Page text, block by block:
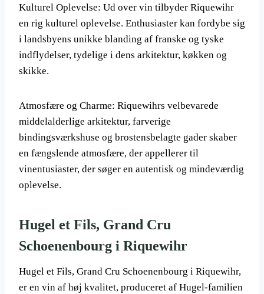
Kulturel Oplevelse: Ud over vin tilbyder Riquewihr
en rig kulturel oplevelse. Enthusiaster kan fordybe sig
i landsbyens unikke blanding af franske og tyske
indflydelser, tydelige i dens arkitektur, køkken og
skikke.
Atmosfære og Charme: Riquewihrs velbevarede
middelalderlige arkitektur, farverige
bindingsværkshuse og brostensbelagte gader skaber
en fængslende atmosfære, der appellerer til
vinentusiaster, der søger en autentisk og mindeværdig
oplevelse.
Hugel et Fils, Grand Cru
Schoenenbourg i Riquewihr
Hugel et Fils, Grand Cru Schoenenbourg i Riquewihr,
er en vin af høj kvalitet, produceret af Hugel-familien